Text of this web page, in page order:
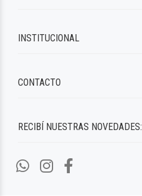
RECIBÍ NUESTRAS NOVEDADES:
INSTITUCIONAL
CONTACTO